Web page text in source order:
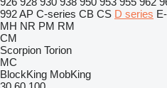
992AP C-series CB CS D series
MH NR PM RM
CM
Scorpion Torion
MC
BlockKing MobKing